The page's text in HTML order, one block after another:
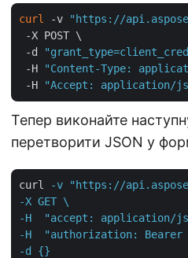
curl -v "https://
-X POST \
-d
-H
"Content-Type:
-H
"Accept: application/
Тепер виконайте
перетворити JSON у
curl
-v "https://
-X GET \
-H  "accept: application/
-H  "authorization: Bearer
-d {}